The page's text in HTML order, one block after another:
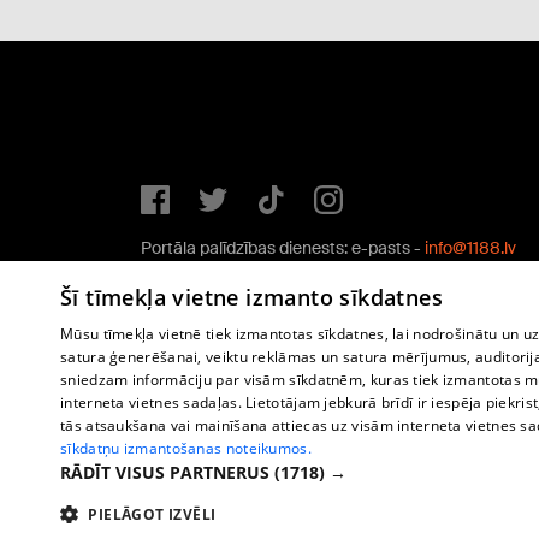
Portāla palīdzības dienests: e-pasts - info@1188.lv
Copyright © 2004-2026 SIA HELIO MEDIA.
Šī tīmekļa vietne izmanto sīkdatnes
Mūsu tīmekļa vietnē tiek izmantotas sīkdatnes, lai nodrošinātu un
satura ģenerēšanai, veiktu reklāmas un satura mērījumus,
sniedzam informāciju par visām sīkdatnēm, kuras tiek izmantotas
interneta vietnes sadaļas. Lietotājam jebkurā brīdī ir iespēja
tās atsaukšana vai mainīšana attiecas uz visām interneta vietnes
sīkdatņu izmantošanas noteikumos.
RĀDĪT VISUS PARTNERUS (1718) →
PIELĀGOT IZVĒLI